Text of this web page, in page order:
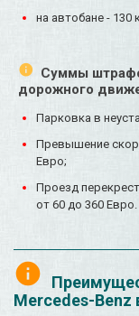
на автобане -
Суммы
дорожного
Парковка в
Превышение
Евро;
Проезд
от 60 до 360 Евро.
Mercedes-Benz